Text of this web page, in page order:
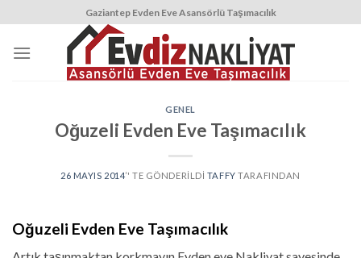
content
Gaziantep Evden Eve Asansörlü Taşımacılık
GENEL
Oğuzeli Evden Eve Taşımacılık
26 MAYIS 2014’' TE GÖNDERILDI TAFFY TARAFINDAN
Oğuzeli Evden Eve Taşımacılık